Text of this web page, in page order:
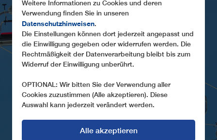
CD6 FORCELLES
Weitere Informationen zu Cookies und deren
Verwendung finden Sie in unseren
Datenschutzhinweisen.
Die Einstellungen können dort jederzeit angepasst und
die Einwilligung gegeben oder widerrufen werden. Die
Rechtmäßigkeit der Datenverarbeitung bleibt bis zum
Widerruf der Einwilligung unberührt.
OPTIONAL: Wir bitten Sie der Verwendung aller
Cookies zuzustimmen (Alle akzeptieren). Diese
Auswahl kann jederzeit verändert werden.
Alle akzeptieren